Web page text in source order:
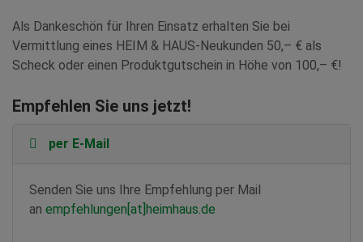
Als Dankeschön für Ihren Einsatz erhalten Sie bei
Vermittlung eines HEIM & HAUS-Neukunden 50,– € als
Scheck oder einen Produktgutschein in Höhe von 100,– €!
Empfehlen Sie uns jetzt!
per E-Mail
Senden Sie uns Ihre Empfehlung per Mail
an empfehlungen[at]heimhaus.de